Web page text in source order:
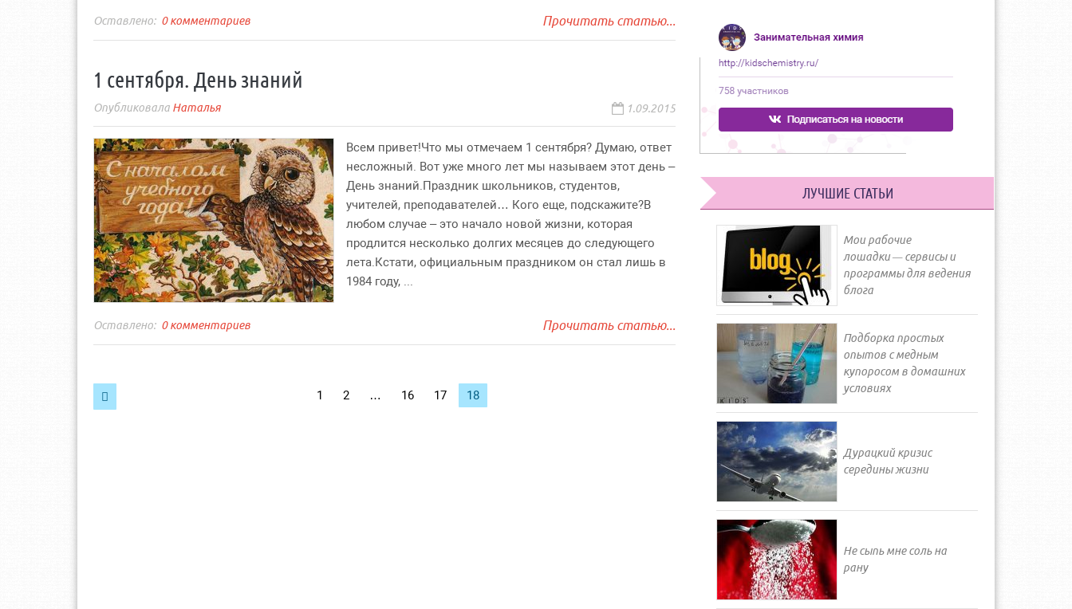
0 комментариев Прочитать статью...
1 сентября. День знаний
Наталья 1.09.2015
Всем привет!Что мы отмечаем 1 сентября? Думаю, ответ
несложный. Вот уже много лет мы называем этот день –
День знаний.Праздник школьников, студентов,
учителей, преподавателей… Кого еще, подскажите?В
любом случае – это начало новой жизни, которая
продлится несколько долгих месяцев до следующего
лета.Кстати, официальным праздником он стал лишь в
1984 году, ...
0 комментариев Прочитать статью...
Навигация
по
 1 2 … 16 17 18
ЛУЧШИЕ СТАТЬИ
Мои рабочие
лошадки — сервисы и
программы для ведения
блога
Подборка простых
опытов с медным
купоросом в домашних
условиях
Дурацкий кризис
середины жизни
Не сыпь мне соль на
рану